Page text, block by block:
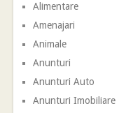
Alimentare
Amenajari
Animale
Anunturi
Anunturi Auto
Anunturi Imobiliare